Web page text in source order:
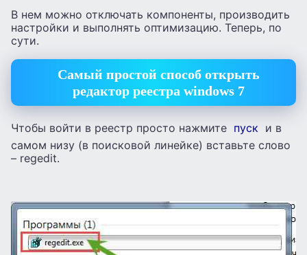
В нем можно отключать компоненты, производить
настройки и выполнять оптимизацию. Теперь, по
сути.
Самый простой способ открыть
редактор реестра windows 7
Чтобы войти в реестр просто нажмите пуск и в
самом низу (в поисковой линейке) вставьте слово
– regedit.